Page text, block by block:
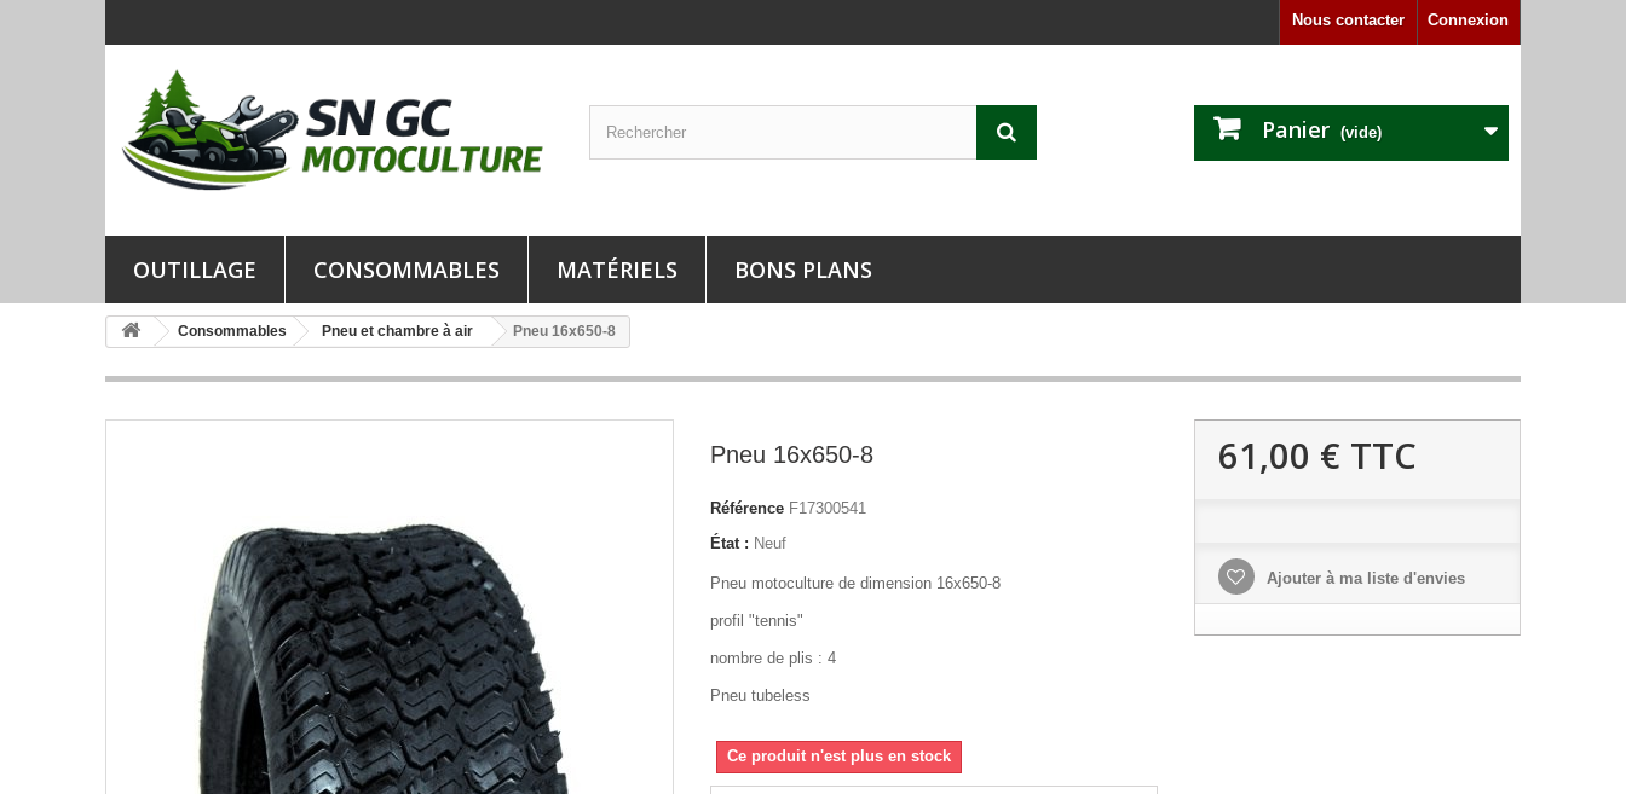
Connexion
Nous contacter
Panier (vide)
OUTILLAGE CONSOMMABLES MATÉRIELS BONS PLANS
Consommables Pneu et chambre à air Pneu 16x650-8
Pneu 16x650-8
Référence F17300541
État : Neuf
Pneu motoculture de dimension 16x650-8
profil "tennis"
nombre de plis : 4
Pneu tubeless
Ce produit n'est plus en stock
61,00 € TTC
Ajouter à ma liste d'envies